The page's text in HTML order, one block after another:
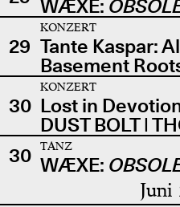
WÆXE:
29
KONZERT
Tante Kaspar:
Basement
30
KONZERT
Lost in
DUST BOLT |
30
TANZ
WÆXE:
Juni